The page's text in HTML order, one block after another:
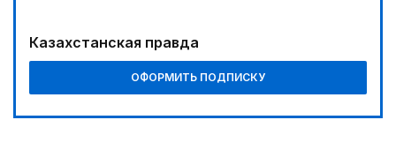
Казахстанская правда
ОФОРМИТЬ ПОДПИСКУ